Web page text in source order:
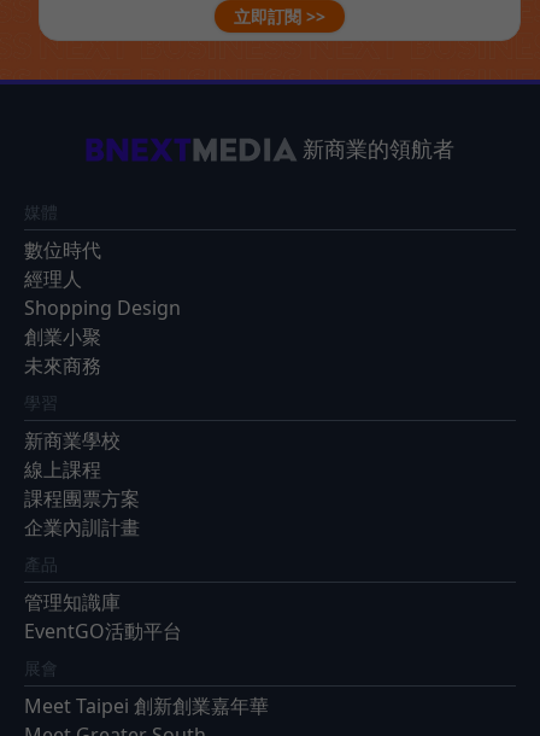
立即訂閱 >>
新商業的領航者
媒體
數位時代
經理人
Shopping Design
創業小聚
未來商務
學習
新商業學校
線上課程
課程團票方案
企業內訓計畫
產品
管理知識庫
EventGO活動平台
展會
Meet Taipei 創新創業嘉年華